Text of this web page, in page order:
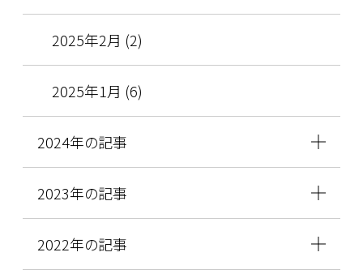
2025年2月 (2)
2025年1月 (6)
2024年の記事
2023年の記事
2022年の記事